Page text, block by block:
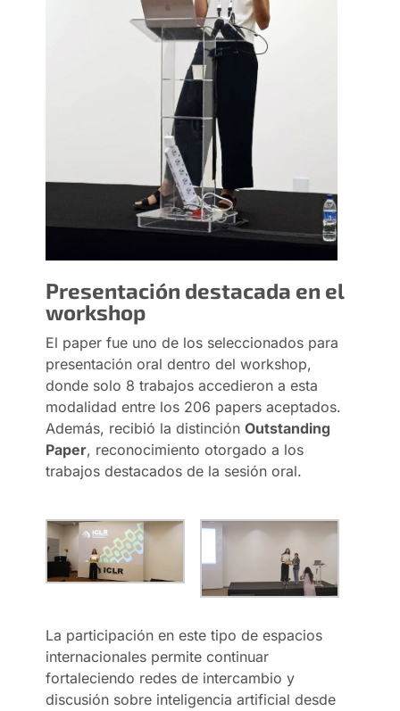
Presentación destacada en el
workshop
El paper fue uno de los seleccionados para
presentación oral dentro del workshop,
donde solo 8 trabajos accedieron a esta
modalidad entre los 206 papers aceptados.
Además, recibió la distinciónOutstanding
Paper, reconocimiento otorgado a los
trabajos destacados de la sesión oral.
La participación en este tipo de espacios
internacionales permite continuar
fortaleciendo redes de intercambio y
discusión sobre inteligencia artificial desde